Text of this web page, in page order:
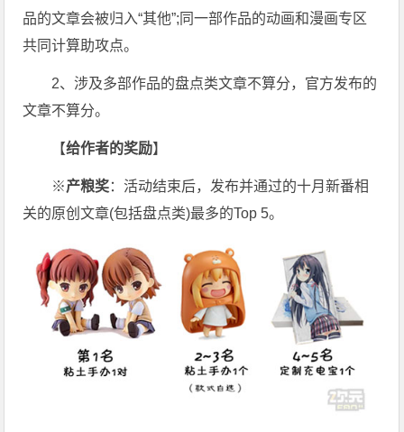
品的文章会被归入“其他”;同一部作品的动画和漫画专区
共同计算助攻点。
2、涉及多部作品的盘点类文章不算分，官方发布的
文章不算分。
【给作者的奖励】
※产粮奖：活动结束后，发布并通过的十月新番相
关的原创文章(包括盘点类)最多的Top 5。